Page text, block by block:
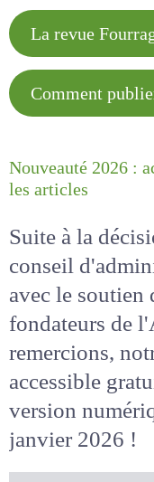
La revue
Comment
Nouveauté 2026
Suite à la
conseil
avec le
fondateurs de
remercions,
accessible
sa version
de janvier